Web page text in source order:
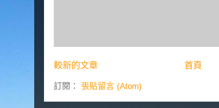
較新的文章 首頁
訂閱： 張貼留言 (Atom)